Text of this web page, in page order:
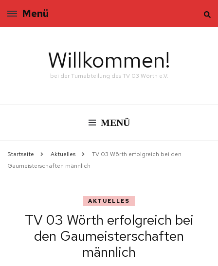
Menü
Willkommen!
bei der Turnabteilung des TV 03 Wörth e.V.
MENÜ
Startseite Aktuelles
TV 03 Wörth erfolgreich bei den
Gaumeisterschaften männlich
AKTUELLES
TV 03 Wörth erfolgreich bei
den Gaumeisterschaften
männlich